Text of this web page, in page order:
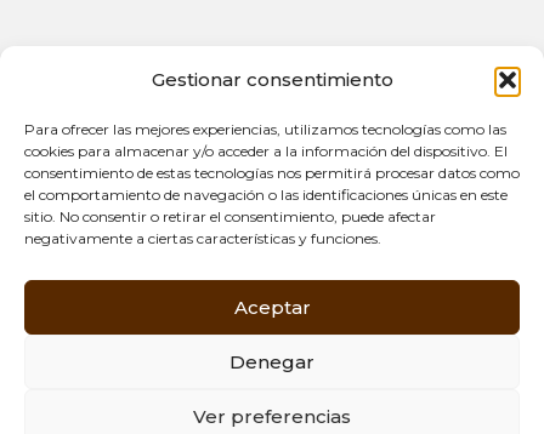
Gestionar consentimiento
Para ofrecer las mejores experiencias, utilizamos tecnologías como las
cookies para almacenar y/o acceder a la información del dispositivo. El
consentimiento de estas tecnologías nos permitirá procesar datos como
el comportamiento de navegación o las identificaciones únicas en este
sitio. No consentir o retirar el consentimiento, puede afectar
negativamente a ciertas características y funciones.
Aceptar
Denegar
Ver preferencias
Aviso legal
Política de privacidad
Política de cookies (UE)